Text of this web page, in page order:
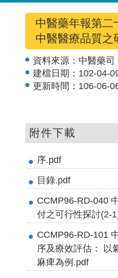
中醫藥年報第二
中醫醫療品質之
資料來源： 中醫藥司
建檔日期： 102-04-
更新時間： 106-06-
附件下載
序.pdf
目錄.pdf
CCMP96-RD-040
付之可行性探討(2-
CCMP96-RD-101
序及療效評估： 以
麻痺為例.pdf